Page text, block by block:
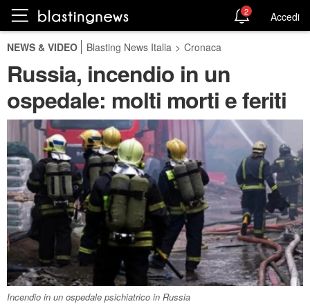
2 Accedi
NEWS & VIDEO Blasting News Italia > Cronaca
Russia, incendio in un
ospedale: molti morti e feriti
Incendio in un ospedale psichiatrico in Russia